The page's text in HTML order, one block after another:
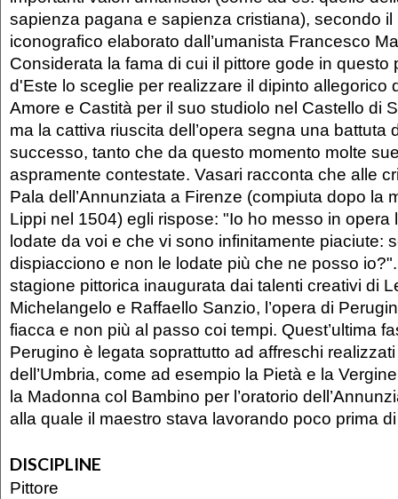
sapienza pagana e sapienza cristiana), secondo il
iconografico elaborato dall’umanista Francesco
Considerata la fama di cui il pittore gode in questo
d'Este lo sceglie per realizzare il dipinto allegorico
Amore e Castità per il suo studiolo nel Castello di
ma la cattiva riuscita dell’opera segna una battuta
successo, tanto che da questo momento molte
aspramente contestate. Vasari racconta che alle
Pala dell’Annunziata a Firenze (compiuta dopo la
Lippi nel 1504) egli rispose: "Io ho messo in opera
lodate da voi e che vi sono infinitamente piaciute:
dispiacciono e non le lodate più che ne posso
stagione pittorica inaugurata dai talenti creativi di
Michelangelo e Raffaello Sanzio, l’opera di
fiacca e non più al passo coi tempi. Quest’ultima
Perugino è legata soprattutto ad affreschi
dell’Umbria, come ad esempio la Pietà e la
la Madonna col Bambino per l’oratorio
alla quale il maestro stava lavorando poco prima
DISCIPLINE
Pittore